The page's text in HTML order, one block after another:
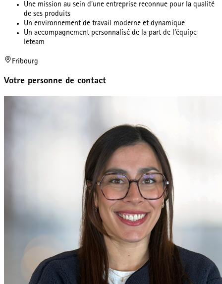
Une mission au sein d’une entreprise reconnue pour la qualité
de ses produits
Un environnement de travail moderne et dynamique
Un accompagnement personnalisé de la part de l’équipe
leteam
Fribourg
Votre personne de contact